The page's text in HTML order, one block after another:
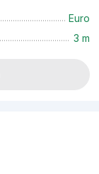
Euro
3 m